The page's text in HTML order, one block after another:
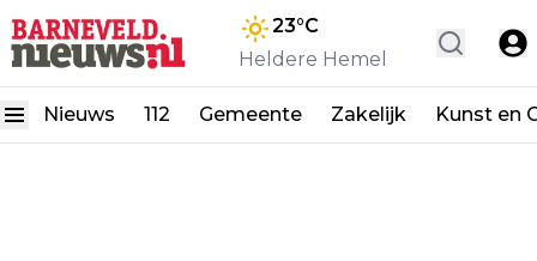
23°C
Heldere Hemel
Nieuws 112 Gemeente Zakelijk Kunst en